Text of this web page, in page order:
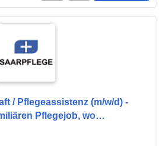
/ Pflegeassistenz (m/w/d) -
Pflegejob, wo